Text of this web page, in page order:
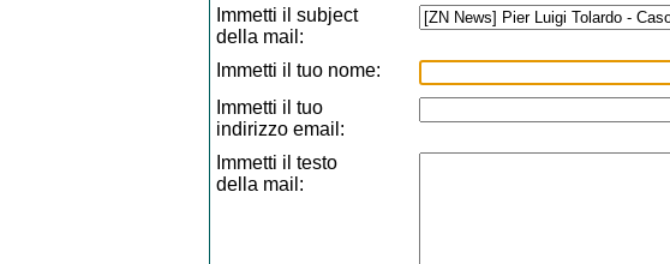
Immetti il subject
della mail:
Immetti il tuo nome:
Immetti il tuo
indirizzo email:
Immetti il testo
della mail: